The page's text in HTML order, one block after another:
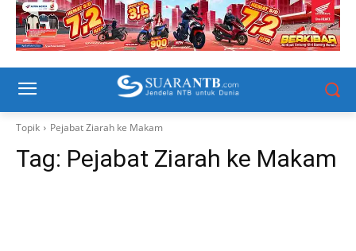
Topik Pejabat Ziarah ke Makam
Tag: Pejabat Ziarah ke Makam